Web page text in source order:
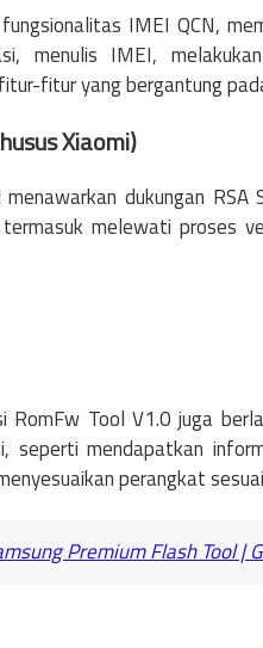
IMEI QCN,
menulis IMEI,
fitur yang bergantung
Xiaomi)
dukungan
melewati proses
RomFw Tool V1.0 juga
seperti mendapatkan
perangkat
Premium Flash Tool |